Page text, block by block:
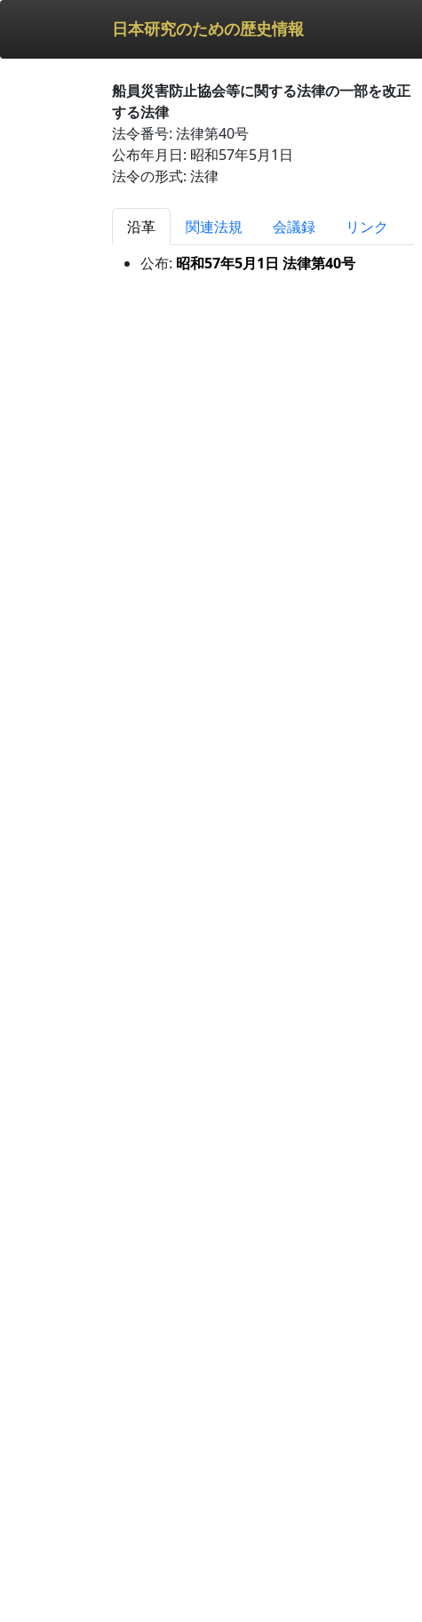
日本研究のための歴史情報
船員災害防止協会等に関する法律の一部を改正
する法律
法令番号: 法律第40号
公布年月日: 昭和57年5月1日
法令の形式: 法律
沿革 関連法規 会議録
リンク
公布: 昭和57年5月1日 法律第40号